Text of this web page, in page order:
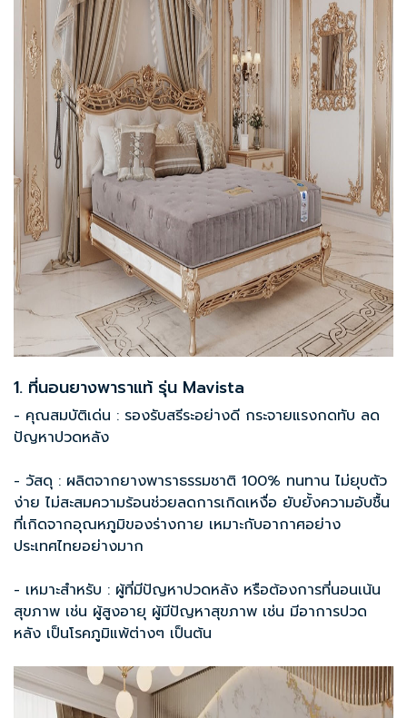
1. ที่นอนยางพาราแท้ รุ่น Mavista
- คุณสมบัติเด่น : รองรับสรีระอย่างดี กระจายแรงกดทับ ลด
ปัญหาปวดหลัง
- วัสดุ : ผลิตจากยางพาราธรรมชาติ 100% ทนทาน ไม่ยุบตัว
ง่าย ไม่สะสมความร้อนช่วยลดการเกิดเหงื่อ ยับยั้งความอับชื้น
ที่เกิดจากอุณหภูมิของร่างกาย เหมาะกับอากาศอย่าง
ประเทศไทยอย่างมาก
- เหมาะสำหรับ : ผู้ที่มีปัญหาปวดหลัง หรือต้องการที่นอนเน้น
สุขภาพ เช่น ผู้สูงอายุ ผู้มีปัญหาสุขภาพ เช่น มีอาการปวด
หลัง เป็นโรคภูมิแพ้ต่างๆ เป็นต้น